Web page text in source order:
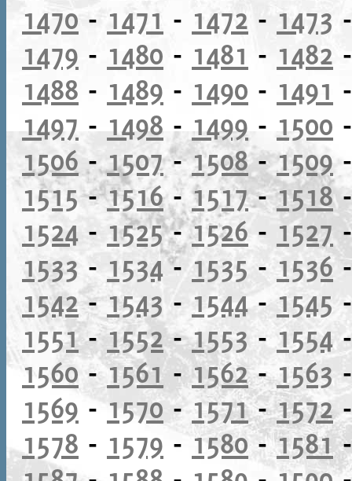
1470 - 1471 - 1472 - 1473
1479 - 1480 - 1481 - 1482
1488 - 1489 - 1490 - 1491
1497 - 1498 - 1499 - 1500
1506 -1507-1508-1509
1515-1516- 1517-1518
1524 - 1525-1526 - 1527
1533 - 1534-1535-1536
1542-1543 - 1544-1545
1551-1552-1553-1554
1560 -1561-1562-1563
1569 -1570-1571-1572
1578 - 1579 -1580-1581